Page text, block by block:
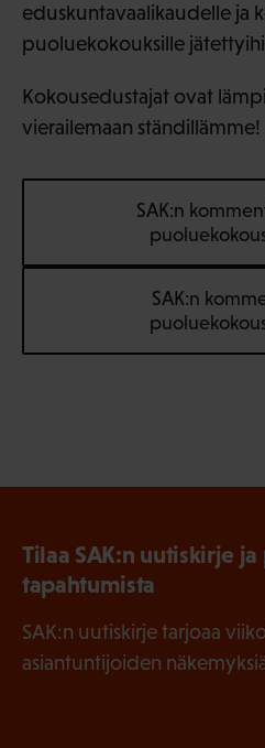
eduskuntavaalikaudelle ja
puoluekokouksille
Kokousedustajat ovat
vierailemaan ständillämme!
SAK:n
SAK:n
Tilaa SAK:n uutiskirje
tapahtumista
SAK:n uutiskirje tarjoaa
asiantuntijoiden